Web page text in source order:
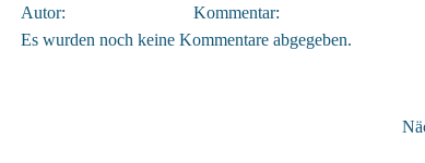
Autor:
Kommentar:
Es wurden noch keine Kommentare abgegeben.